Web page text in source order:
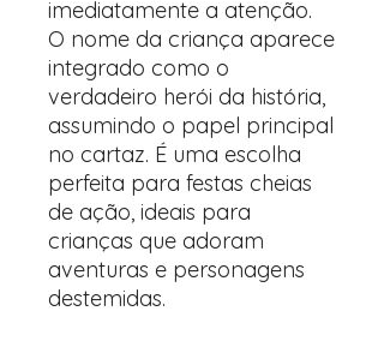
imediatamente a atenção.
O nome da criança aparece
integrado como o
verdadeiro herói da história,
assumindo o papel principal
no cartaz. É uma escolha
perfeita para festas cheias
de ação, ideais para
crianças que adoram
aventuras e personagens
destemidas.